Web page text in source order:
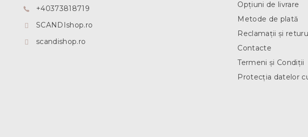
+40373818719
SCANDIshop.ro
scandishop.ro
Opțiuni de livrare
Metode de plată
Reclamații și
Contacte
Termeni și Condiții
Protecția datelor